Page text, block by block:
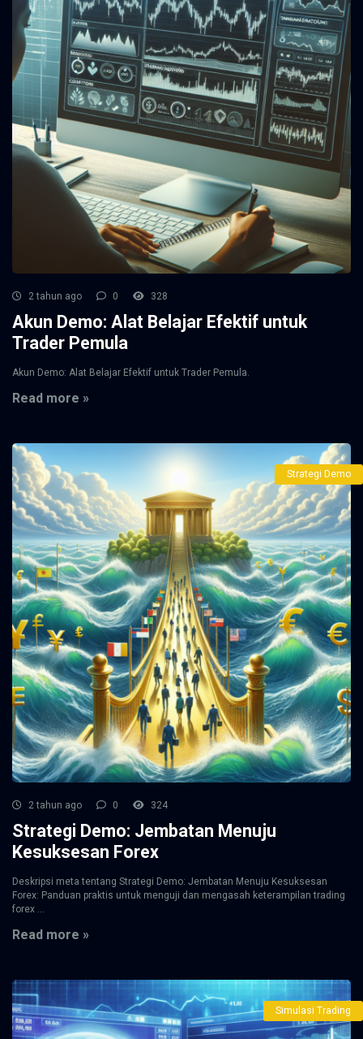
2 tahun ago 0 328
Akun Demo: Alat Belajar Efektif untuk
Trader Pemula
Akun Demo: Alat Belajar Efektif untuk Trader Pemula.
Read more »
Strategi Demo
2 tahun ago 0 324
Strategi Demo: Jembatan Menuju
Kesuksesan Forex
Deskripsi meta tentang Strategi Demo: Jembatan Menuju Kesuksesan
Forex: Panduan praktis untuk menguji dan mengasah keterampilan trading
forex ...
Read more »
Simulasi Trading